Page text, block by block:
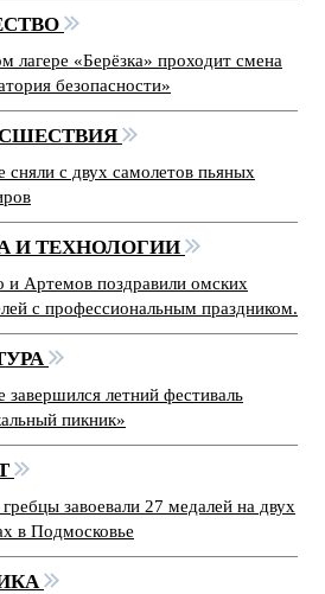
лагере «Берёзка» проходит смена
безопасности»
с двух самолетов пьяных
И ТЕХНОЛОГИИ
и Артемов поздравили омских
с профессиональным праздником.
летний фестиваль
пикник»
завоевали 27 медалей на двух
в Подмосковье